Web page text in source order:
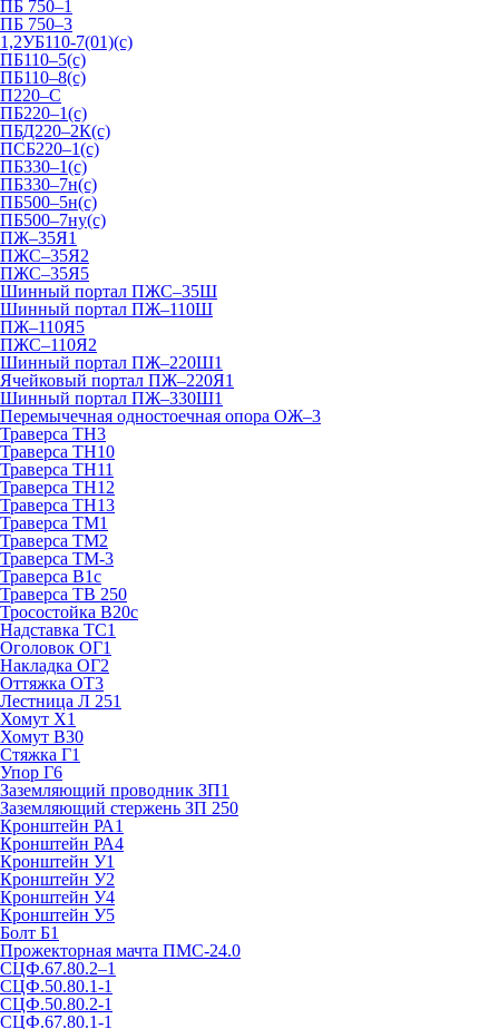
ПБ 750–1
ПБ 750–3
1,2УБ110-7(01)(с)
ПБ110–5(с)
ПБ110–8(с)
П220–С
ПБ220–1(с)
ПБД220–2К(с)
ПСБ220–1(с)
ПБ330–1(с)
ПБ330–7н(с)
ПБ500–5н(с)
ПБ500–7ну(с)
ПЖ–35Я1
ПЖС–35Я2
ПЖС–35Я5
Шинный портал ПЖС–35Ш
Шинный портал ПЖ–110Ш
ПЖ–110Я5
ПЖС–110Я2
Шинный портал ПЖ–220Ш1
Ячейковый портал ПЖ–220Я1
Шинный портал ПЖ–330Ш1
Перемычечная одностоечная опора ОЖ–3
Траверса ТН3
Траверса ТН10
Траверса ТН11
Траверса ТН12
Траверса ТН13
Траверса ТМ1
Траверса ТМ2
Траверса ТМ-3
Траверса В1с
Траверса ТВ 250
Тросостойка В20с
Надставка ТС1
Оголовок ОГ1
Накладка ОГ2
Оттяжка ОТ3
Лестница Л 251
Хомут Х1
Хомут В30
Стяжка Г1
Упор Г6
Заземляющий проводник ЗП1
Заземляющий стержень ЗП 250
Кронштейн РА1
Кронштейн РА4
Кронштейн У1
Кронштейн У2
Кронштейн У4
Кронштейн У5
Болт Б1
Прожекторная мачта ПМС-24.0
СЦФ.67.80.2–1
СЦФ.50.80.1-1
СЦФ.50.80.2-1
СЦФ.67.80.1-1